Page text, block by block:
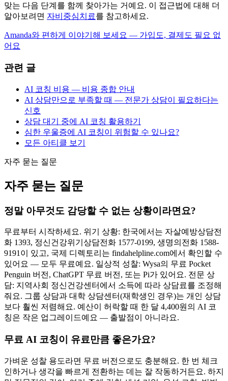
맞는 다음 단계를 함께 찾아가는 거예요. 이 접근법에 대해 더
알아보려면 자비중심치료를 참고하세요.
Amanda와 편하게 이야기해 보세요 — 가입도, 결제도 필요 없
어요
관련 글
AI 코칭 비용 — 비용 종합 안내
AI 상담만으로 부족할 때 — 전문가 상담이 필요하다는
신호
상담 대기 중에 AI 코칭 활용하기
심한 우울증에 AI 코칭이 위험할 수 있나요?
모든 아티클 보기
자주 묻는 질문
자주 묻는 질문
정말 아무것도 감당할 수 없는 상황이라면요?
무료부터 시작하세요. 위기 상황: 한국에서는 자살예방상담전
화 1393, 정신건강위기상담전화 1577-0199, 생명의전화 1588-
9191이 있고, 국제 디렉토리는 findahelpline.com에서 확인할 수
있어요 — 모두 무료예요. 일상적 성찰: Wysa의 무료 Pocket
Penguin 버전, ChatGPT 무료 버전, 또는 Pi가 있어요. 전문 상
담: 지역사회 정신건강센터에서 소득에 따라 상담료를 조정해
줘요. 그룹 상담과 대학 상담센터(재학생인 경우)는 개인 상담
보다 훨씬 저렴해요. 예산이 허락할 때 한 달 4,400원의 AI 코
칭은 작은 업그레이드예요 — 출발점이 아니라요.
무료 AI 코칭이 유료만큼 좋은가요?
가벼운 성찰 용도라면 무료 버전으로도 충분해요. 한 번 체크
인하거나 생각을 빠르게 전환하는 데는 잘 작동하거든요. 하지